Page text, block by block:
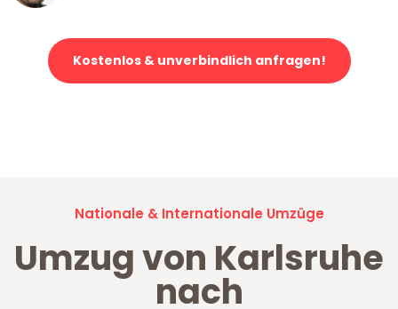
Kostenlos & unverbindlich anfragen!
Nationale & Internationale Umzüge
Umzug von Karlsruhe
nach